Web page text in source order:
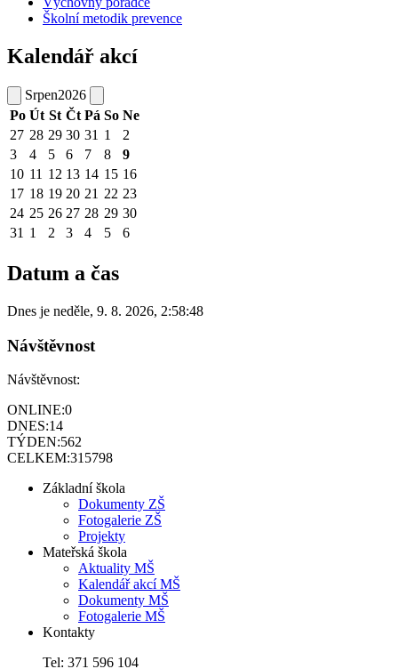
Školní metodik prevence
Kalendář akcí
Srpen2026
Po Út St Čt Pá So Ne
27 28 29 30 31 1
2
3
4 5 6 7 8
9
10 11 12 13 14 15 16
17 18 19 20 21 22 23
24 25 26 27 28 29 30
31 1 2 3 4 5 6
Datum a čas
Dnes je neděle, 9. 8. 2026, 2:58:48
Návštěvnost
Návštěvnost:
ONLINE:0
DNES:14
TÝDEN:562
CELKEM:315798
Základní škola
Dokumenty ZŠ
Fotogalerie ZŠ
Projekty
Mateřská škola
Aktuality MŠ
Kalendář akcí MŠ
Dokumenty MŠ
Fotogalerie MŠ
Kontakty
Tel: 371 596 104